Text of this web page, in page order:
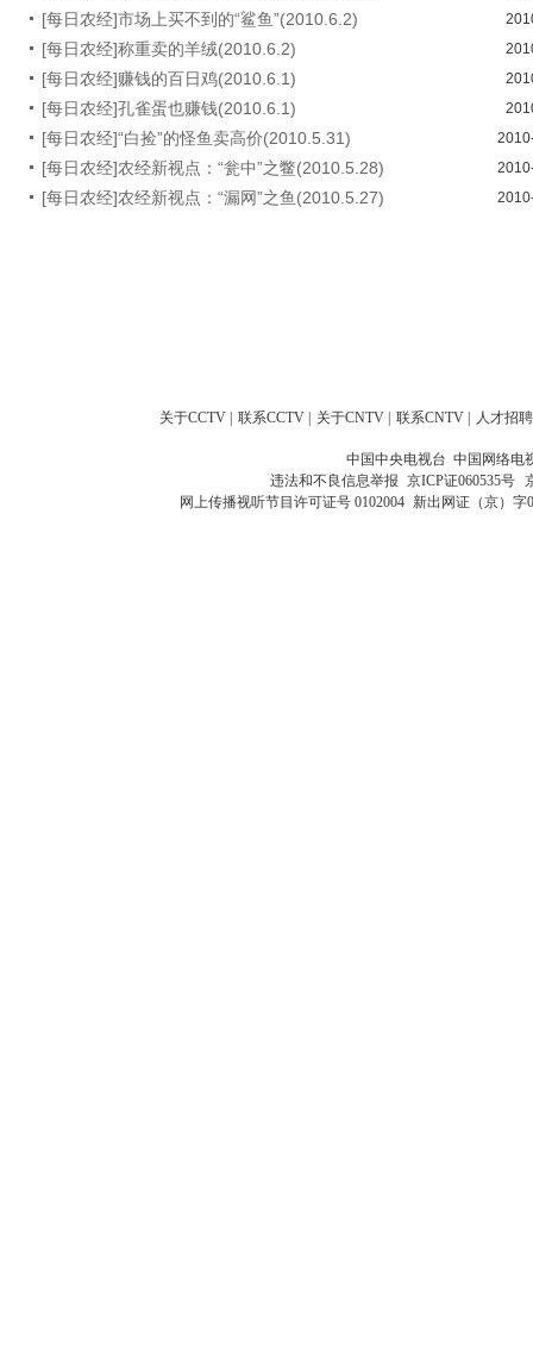
[每日农经]市场上买不到的“鲨鱼”(2010.6.2)
[每日农经]称重卖的羊绒(2010.6.2)
[每日农经]赚钱的百日鸡(2010.6.1)
[每日农经]孔雀蛋也赚钱(2010.6.1)
[每日农经]“白捡”的怪鱼卖高价(2010.5.31)
[每日农经]农经新视点：“瓮中”之鳖(2010.5.28)
[每日农经]农经新视点：“漏网”之鱼(2010.5.27)
关于CCTV | 联系CCTV | 关于CNTV | 联系CNTV | 人才招聘
中国中央电视台 中国网络电
违法和不良信息举报 京ICP证060535号
网上传播视听节目许可证号 0102004 新出网证（京）